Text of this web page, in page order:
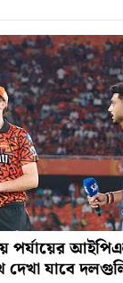
পর্যায়ের
যাবে